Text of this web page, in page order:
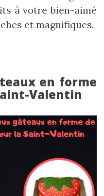
à votre bien-aimé
et magnifiques.
en forme
Valentin